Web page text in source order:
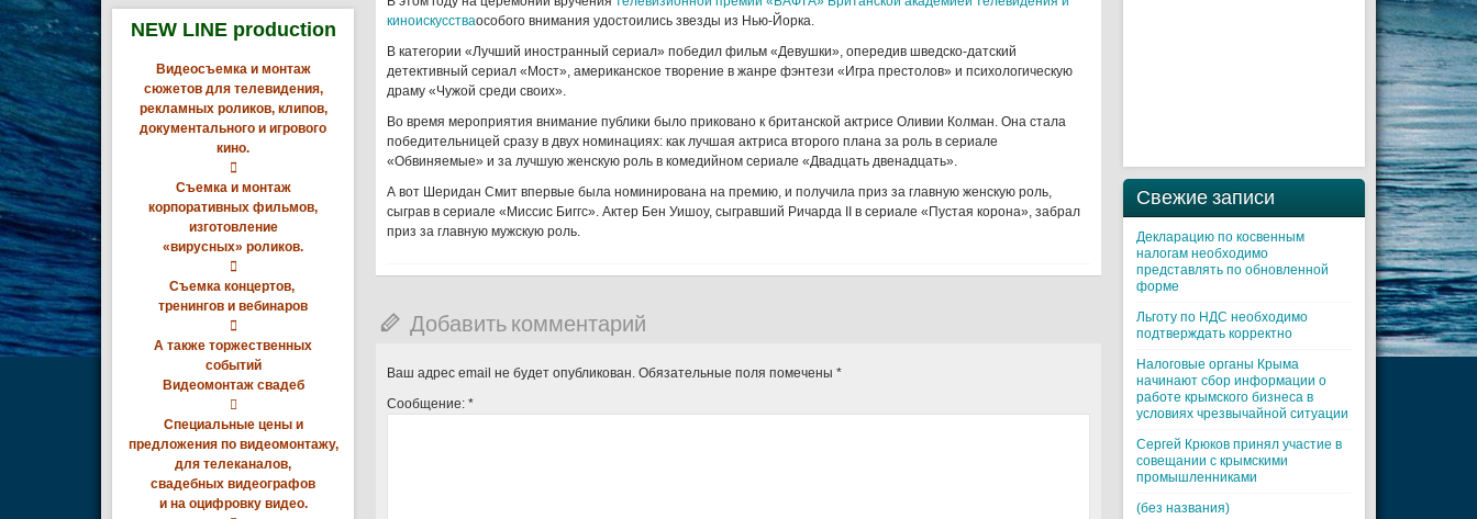
NEW LINE production
Видеосъемка и монтаж
сюжетов для телевидения,
рекламных роликов, клипов,
документального и игрового
кино.

Съемка и монтаж
корпоративных фильмов,
изготовление
«вирусных» роликов.

Съемка концертов,
тренингов и вебинаров

А также торжественных
событий
Видеомонтаж свадеб

Специальные цены и
предложения по видеомонтажу,
для телеканалов,
свадебных видеографов
и на оцифровку видео.
киноискусстваособого внимания удостоились звезды из Нью-Йорка.
В категории «Лучший иностранный сериал» победил фильм «Девушки», опередив шведско-датский
детективный сериал «Мост», американское творение в жанре фэнтези «Игра престолов» и психологическую
драму «Чужой среди своих».
Во время мероприятия внимание публики было приковано к британской актрисе Оливии Колман. Она стала
победительницей сразу в двух номинациях: как лучшая актриса второго плана за роль в сериале
«Обвиняемые» и за лучшую женскую роль в комедийном сериале «Двадцать двенадцать».
А вот Шеридан Смит впервые была номинирована на премию, и получила приз за главную женскую роль,
сыграв в сериале «Миссис Биггс». Актер Бен Уишоу, сыгравший Ричарда II в сериале «Пустая корона», забрал
приз за главную мужскую роль.
Добавить комментарий
Ваш адрес email не будет опубликован. Обязательные поля помечены *
Сообщение: *
Свежие записи
Декларацию по косвенным
налогам необходимо
представлять по обновленной
форме
Льготу по НДС необходимо
подтверждать корректно
Налоговые органы Крыма
начинают сбор информации о
работе крымского бизнеса в
условиях чрезвычайной ситуации
Cергей Крюков принял участие в
совещании с крымскими
промышленниками
(без названия)